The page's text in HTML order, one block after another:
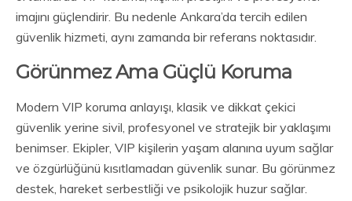
imajını güçlendirir. Bu nedenle Ankara’da tercih edilen
güvenlik hizmeti, aynı zamanda bir referans noktasıdır.
Görünmez Ama Güçlü Koruma
Modern VIP koruma anlayışı, klasik ve dikkat çekici
güvenlik yerine sivil, profesyonel ve stratejik bir yaklaşımı
benimser. Ekipler, VIP kişilerin yaşam alanına uyum sağlar
ve özgürlüğünü kısıtlamadan güvenlik sunar. Bu görünmez
destek, hareket serbestliği ve psikolojik huzur sağlar.